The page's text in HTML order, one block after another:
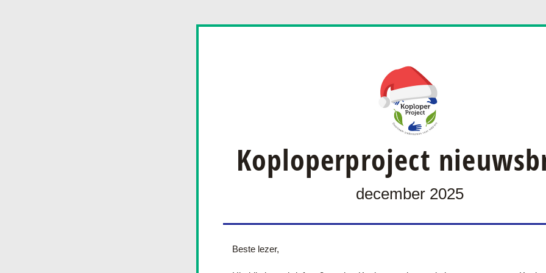
Koploperproject
december 2025
Beste lezer,